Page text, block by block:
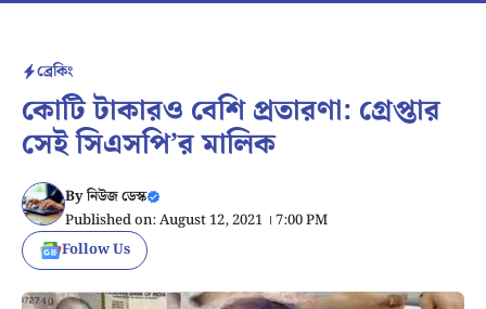
ব্রেকিং
কোটি টাকারও বেশি প্রতারণা: গ্রেপ্তার
সেই সিএসপি’র মালিক
Byনিউজ ডেস্ক
Published on: August 12, 2021 । 7:00 PM
Follow Us